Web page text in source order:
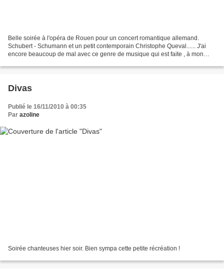
Belle soirée à l'opéra de Rouen pour un concert romantique allemand.
Schubert - Schumann et un petit contemporain Christophe Queval...... J'ai
encore beaucoup de mal avec ce genre de musique qui est faite , à mon
Divas
Publié le 16/11/2010 à 00:35
Par azoline
Soirée chanteuses hier soir. Bien sympa cette petite récréation !